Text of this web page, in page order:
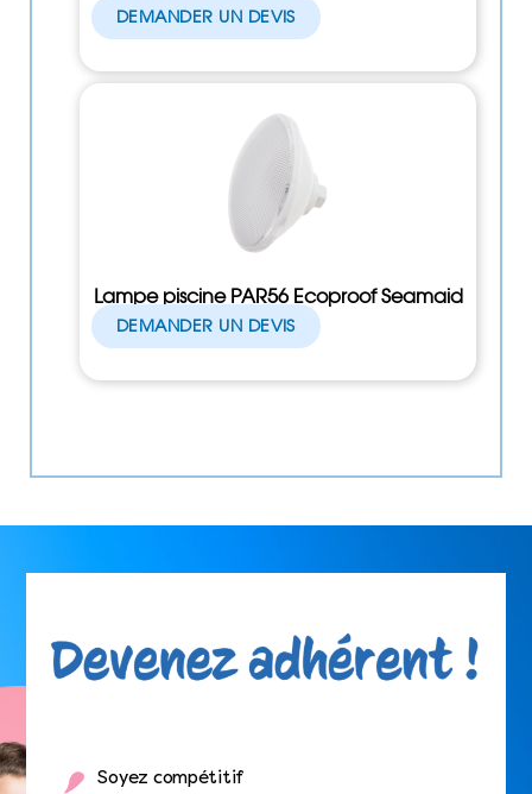
DEMANDER UN DEVIS
Lampe piscine PAR56 Ecoproof Seamaid
DEMANDER UN DEVIS
Soyez compétitif